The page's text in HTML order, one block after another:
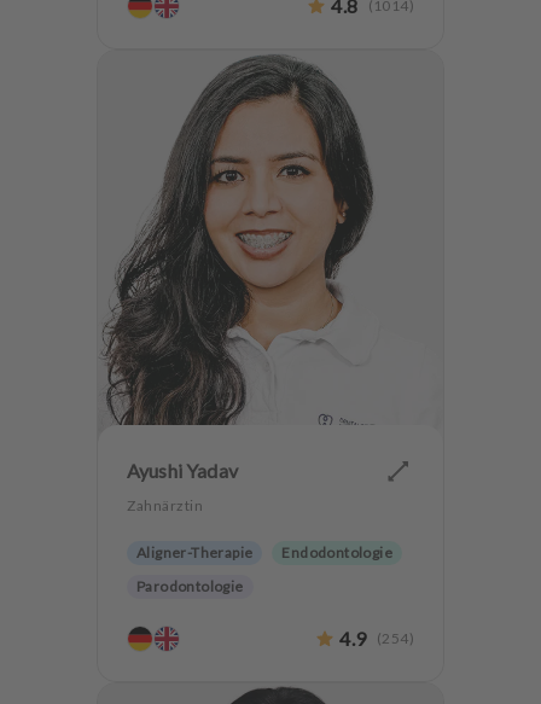
4.8 ( 1014)
Ayushi Yadav
Zahnärztin
Aligner-Therapie
Endodontologie
Parodontologie
Hochwertiger Zahnersatz
4.9 (254)